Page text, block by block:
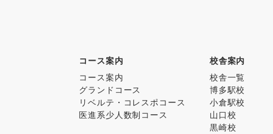
コース案内
コース案内
グランドコース
リベルテ・コレスポコース
医進系少人数制コース
校舎案内
校舎一覧
博多駅校
小倉駅校
山口校
黒崎校